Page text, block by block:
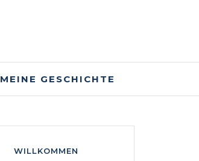
MEINE GESCHICHTE
WILLKOMMEN